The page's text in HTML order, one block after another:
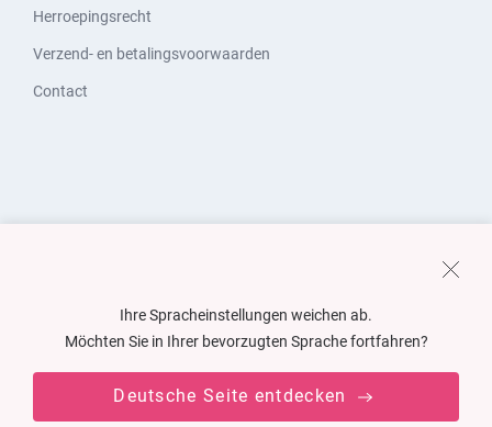
Herroepingsrecht
Verzend- en betalingsvoorwaarden
Contact
Ihre Spracheinstellungen weichen ab.
Möchten Sie in Ihrer bevorzugten Sprache fortfahren?
Deutsche Seite entdecken